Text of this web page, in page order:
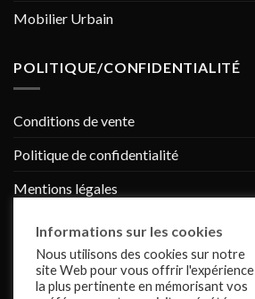
Mobilier Urbain
POLITIQUE/CONFIDENTIALITÉ
Conditions de vente
Politique de confidentialité
Mentions légales
Réalisé par :Youbari
Informations sur les cookies
Nous utilisons des cookies sur notre
site Web pour vous offrir l'expérience
la plus pertinente en mémorisant vos